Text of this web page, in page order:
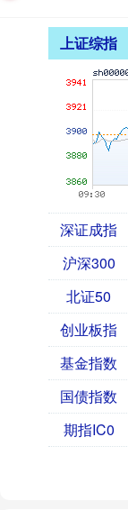
上证综指
深证成指
沪深300
北证50
创业板指
基金指数
国债指数
期指IC0